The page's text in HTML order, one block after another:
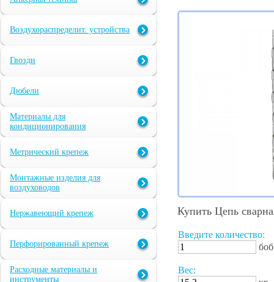
Воздухораспределит. устройства
Гвозди
Дюбели
Материалы для
кондиционирования
Метрический крепеж
Монтажные изделия для
воздуховодов
Нержавеющий крепеж
Перфорированный крепеж
Расходные материалы и
инструменты
Купить Цепь
Введите количество:
боб
Вес: